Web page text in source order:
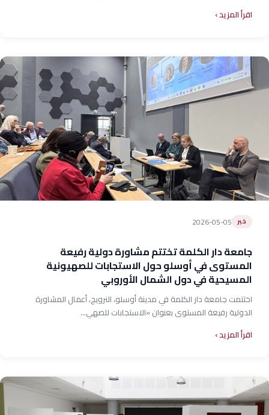
اقرأ المزيد
خبر 2026-05-05
جامعة دار الكلمة تختتم مشاورة دولية رفيعة
المستوى في أوسلو حول الاستجابات للصهيونية
المسيحية في دول الشمال الأوروبي
اختتمت جامعة دار الكلمة في مدينة أوسلو، النرويج، أعمال المشاورة
الدولية رفيعة المستوى بعنوان «الاستجابات للصهي...
اقرأ المزيد